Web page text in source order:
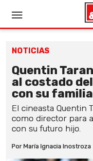
NOTICIAS
Quentin
al costado
con su familia
El cineasta Quentin
como director para
con su futuro hijo.
Por María Ignacia Inostroza